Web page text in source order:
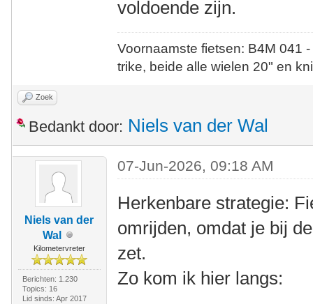
voldoende zijn.
Voornaamste fietsen: B4M
trike, beide alle wielen 20" en
Zoek
Bedankt door: Niels van der Wal
Niels van der
Wal
Kilometervreter
Berichten: 1.230
Topics: 16
Lid sinds: Apr 2017
07-Jun-2026, 09:18 AM
Herkenbare strategie:
omrijden, omdat je bij
zet.
Zo kom ik hier langs: